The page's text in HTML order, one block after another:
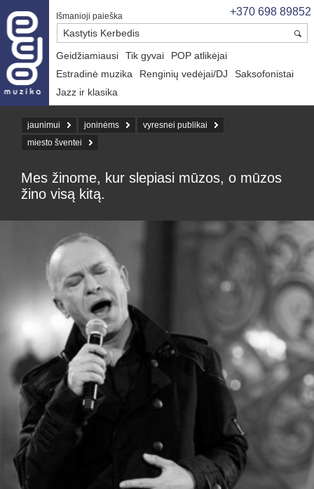
+370 698 89852
Išmanioji paieška
Geidžiamiausi Tik gyvai
POP atlikėjai
Estradinė muzika
Renginių vedėjai/DJ
Saksofonistai
Jazz ir klasika
jaunimui joninėms
vyresnei publikai
miesto šventei
Mes žinome, kur slepiasi mūzos, o mūzos
žino visą kitą.